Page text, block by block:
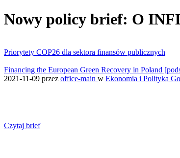
Nowy policy brief: O
Priorytety COP26 dla sektora finansów publicznych
Financing the European Green Recovery in Poland
2021-11-09 przez office-main w Ekonomia i Polityka
Czytaj brief